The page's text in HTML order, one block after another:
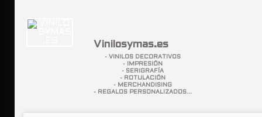
Vinilosymas.es
- VINILOS DECORATIVOS
- IMPRESIÓN
- SERIGRAFÍA
- ROTULACIÓN
- MERCHANDISING
- REGALOS PERSONALIZADOS...